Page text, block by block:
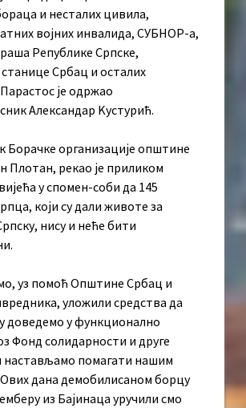
и несталих цивила,
војних инвалида, СУБНОР-а,
Републике Српске,
Србац и осталих
је одржао
Александар Kустурић.
Борачке организације општине
Плотан, рекао је приликом
у спомен-соби да 145
који су дали животе за
нису и неће бити
уз помоћ Општине Србац и
уложили средства да
доведемо у функционално
Фонд солидарности и друге
настављамо помагати нашим
дана демобилисаном борцу
из Бајинаца уручили смо